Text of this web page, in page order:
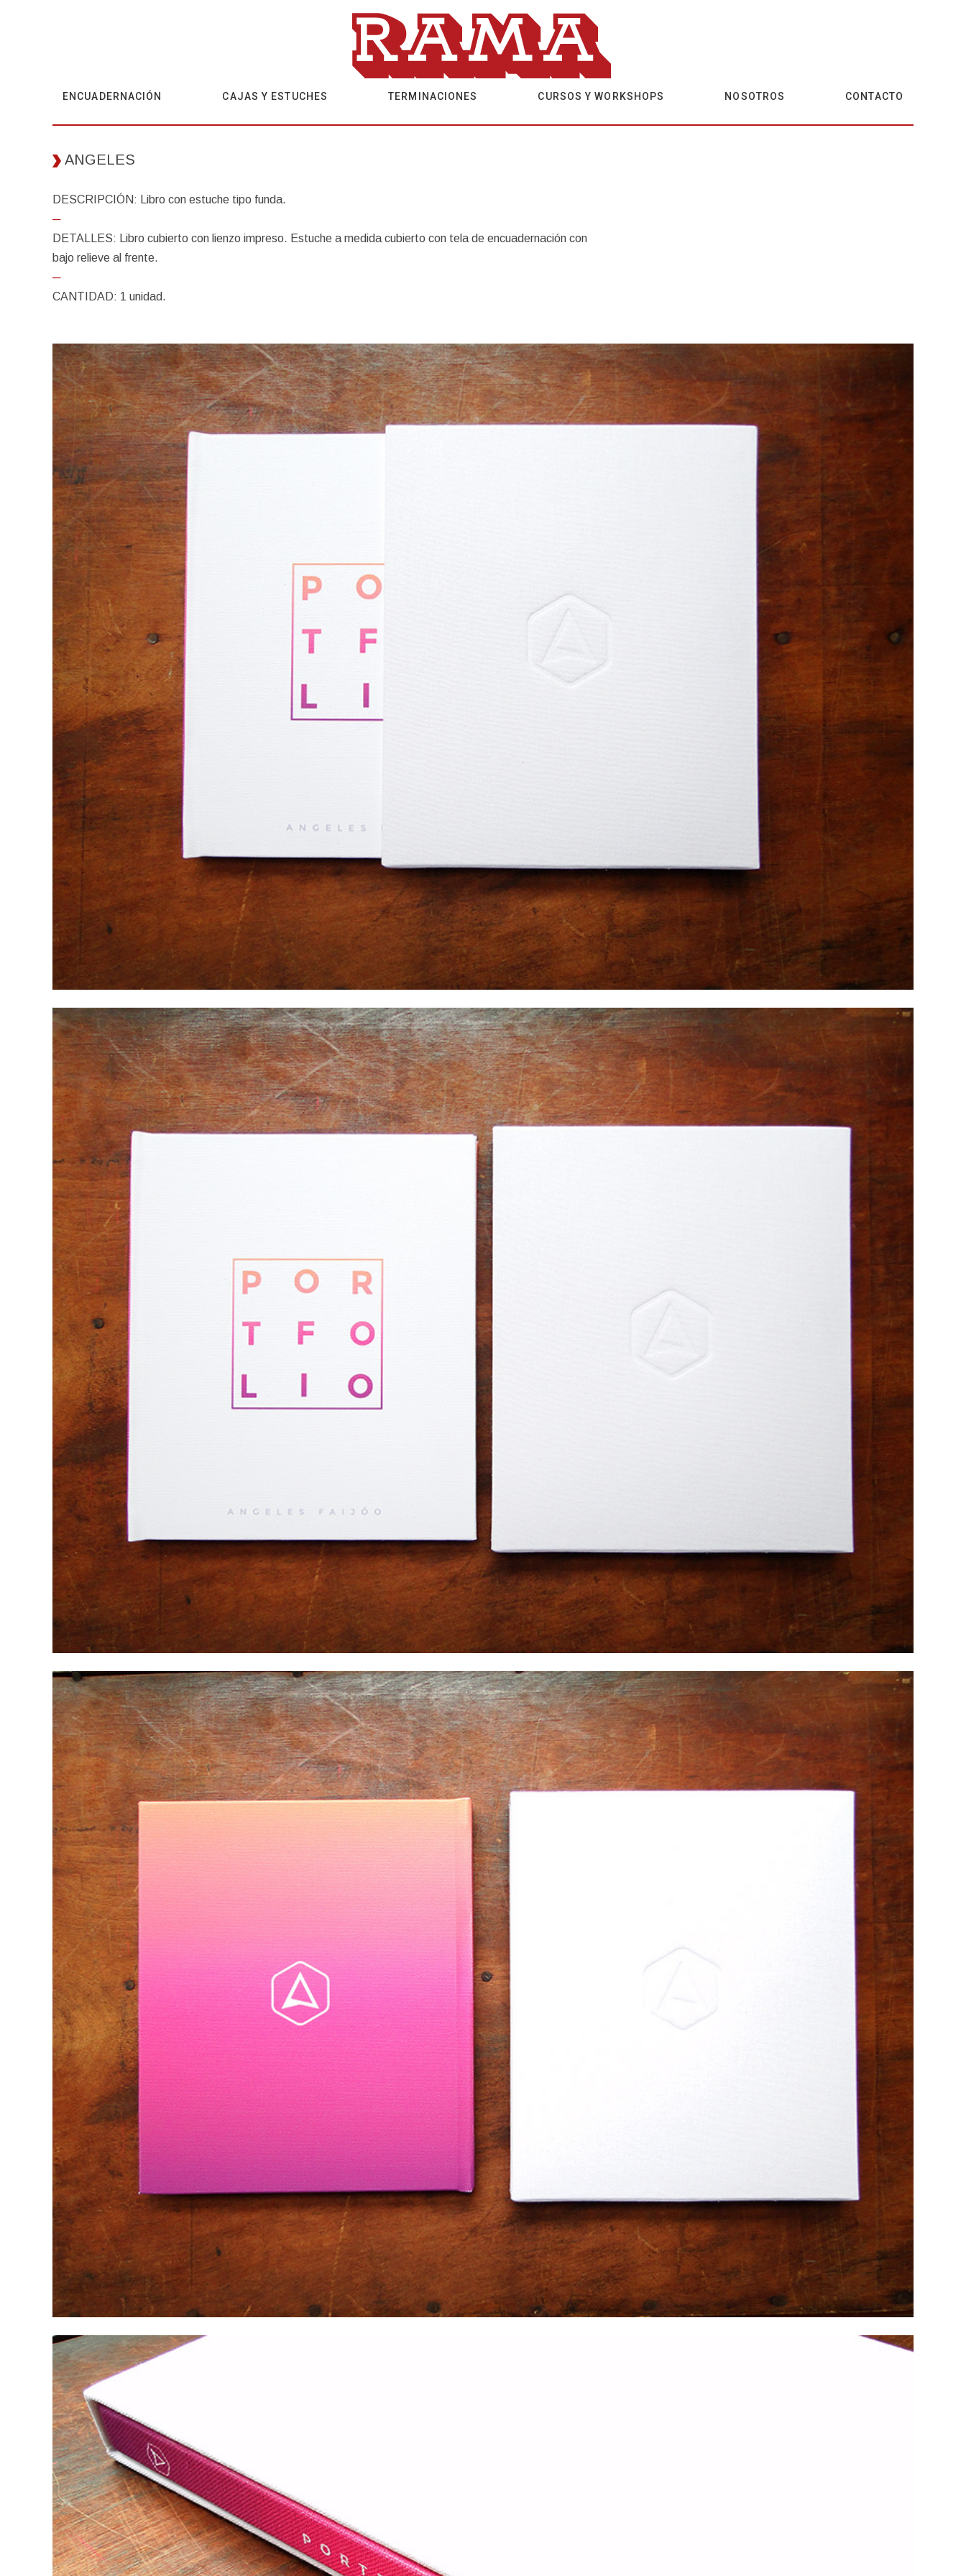
ENCUADERNACIÓN CAJAS Y ESTUCHES TERMINACIONES CURSOS Y WORKSHOPS NOSOTROS CONTACTO
ANGELES
DESCRIPCIÓN: Libro con estuche tipo funda.
─
DETALLES: Libro cubierto con lienzo impreso. Estuche a medida cubierto con tela de encuadernación con
bajo relieve al frente.
─
CANTIDAD: 1 unidad.